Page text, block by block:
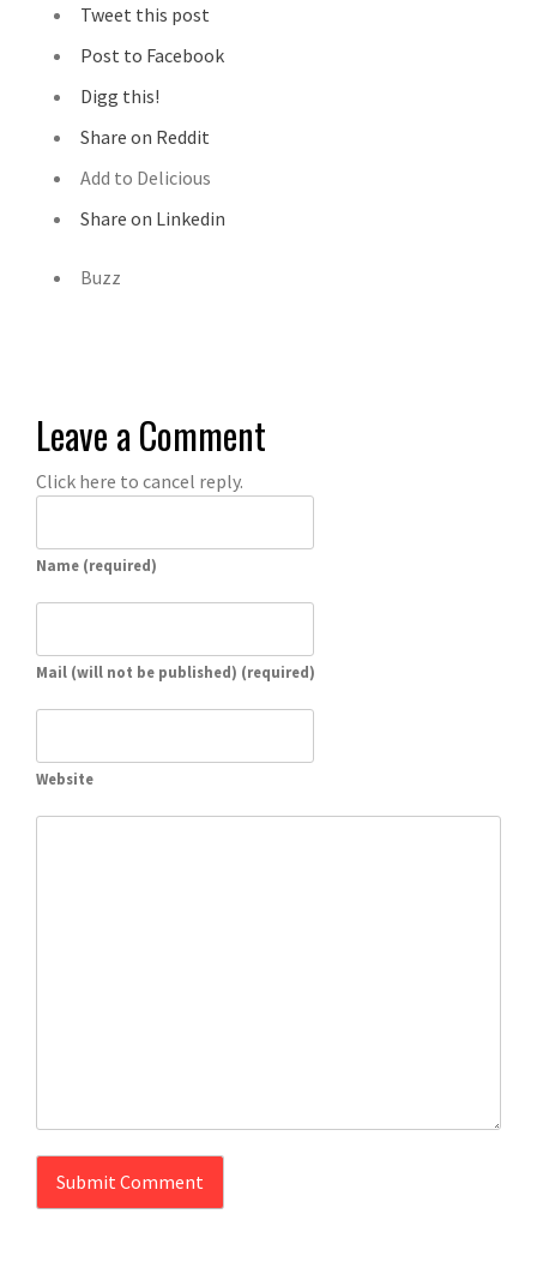
Tweet this post
Post to Facebook
Digg this!
Share on Reddit
Add to Delicious
Share on Linkedin
Buzz
Leave a Comment
Click here to cancel reply.
Name (required)
Mail (will not be published) (required)
Website